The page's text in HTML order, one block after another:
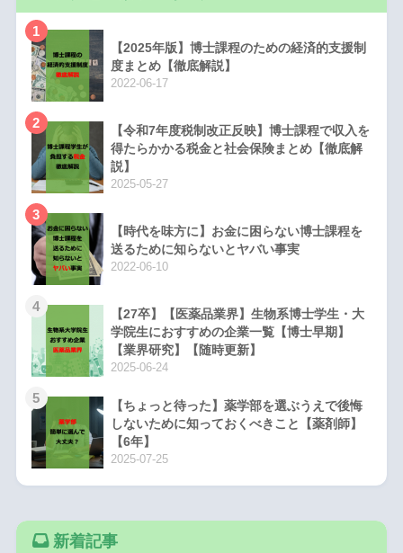
1
【2025年版】博士課程のための経済的支援制
度まとめ【徹底解説】
2022-06-17
2
【令和7年度税制改正反映】博士課程で収入を
得たらかかる税金と社会保険まとめ【徹底解
説】
2025-05-27
3
【時代を味方に】お金に困らない博士課程を
送るために知らないとヤバい事実
2022-06-10
4
【27卒】【医薬品業界】生物系博士学生・大
学院生におすすめの企業一覧【博士早期】
【業界研究】【随時更新】
2025-06-24
5
【ちょっと待った】薬学部を選ぶうえで後悔
しないために知っておくべきこと【薬剤師】
【6年】
2025-07-25
新着記事